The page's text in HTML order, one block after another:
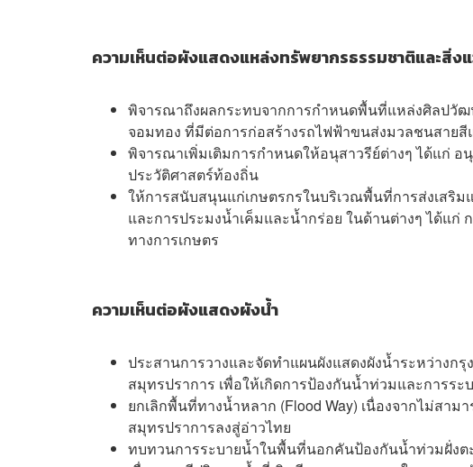
ความเห็นต่อผังแสดงแหล่งทรัพยากรธรรมชาติและสิ่ง
พิจารณาถึงผลกระทบจากการกำหนดพื้นที่แหล่งศิลปวั
จอมทอง ที่มีต่อการก่อสร้างรถไฟฟ้าขนส่งมวลชนสายสี
พิจารณาเพิ่มเติมการกำหนดให้อนุสาวรีย์ต่างๆ ได้แก่
ประวัติศาสตร์ท้องถิ่น
ให้การสนับสนุนแก่เกษตรกรในบริเวณพื้นที่การส่งเสริ
และการประมงน้ำเค็มและน้ำกร่อย ในด้านต่างๆ ได้แ
ทางการเกษตร
ความเห็นต่อผังแสดงผังน้ำ
ประสานการวางและจัดทำแผนผังแสดงผังน้ำระหว่าง
สมุทรปราการ เพื่อให้เกิดการป้องกันน้ำท่วมและการระ
ยกเลิกพื้นที่ทางน้ำหลาก (Flood Way) เนื่องจากไม่ส
สมุทรปราการลงสู่อ่าวไทย
ทบทวนการระบายน้ำในพื้นที่นอกคันป้องกันน้ำท่วมฝั่งต